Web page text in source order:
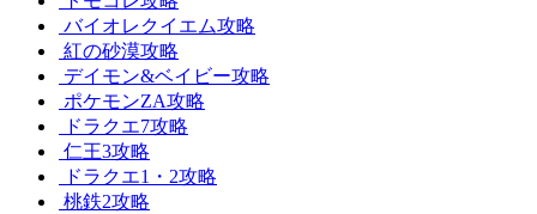
バイオレクイエム攻略
紅の砂漠攻略
デイモン&ベイビー攻略
ポケモンZA攻略
ドラクエ7攻略
仁王3攻略
ドラクエ1・2攻略
桃鉄2攻略